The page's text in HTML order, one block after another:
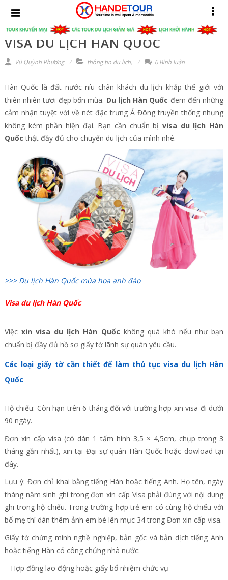
VISA DU LỊCH HÀN QUỐC
Vũ Quỳnh Phương thông tin du lịch, 0 Bình luận
Hàn Quốc là đất nước níu chân khách du lịch khắp thế giới với
thiên nhiên tươi đẹp bốn mùa. Du lịch Hàn Quốc đem đến những
cảm nhận tuyệt vời về nét đặc trưng Á Đông truyền thống nhưng
không kém phần hiện đại. Bạn cần chuẩn bịvisa du lịch Hàn
Quốc thật đầy đủ cho chuyến du lịch của mình nhé.
>>> Du lịch Hàn Quốc mùa hoa anh đào
Visa du lịch Hàn Quốc
Việcxin visa du lịch Hàn Quốc không quá khó nếu như bạn
chuẩn bị đầy đủ hồ sơ giấy tờ lãnh sự quán yêu cầu.
Các loại giấy tờ cần thiết để làm thủ tục visa du lịch Hàn
Quốc
Hộ chiếu: Còn hạn trên 6 tháng đối với trường hợp xin visa đi dưới
90 ngày.
Đơn xin cấp visa (có dán 1 tấm hình 3,5 × 4,5cm, chụp trong 3
tháng gần nhất), xin tại Đại sự quán Hàn Quốc hoặc dowload tại
đây.
Lưu ý: Đơn chỉ khai bằng tiếng Hàn hoặc tiếng Anh. Họ tên, ngày
tháng năm sinh ghi trong đơn xin cấp Visa phải đúng với nội dung
ghi trong hộ chiếu. Trong trường hợp trẻ em có cùng hộ chiếu với
bố mẹ thì dán thêm ảnh em bé lên mục 34 trong Đơn xin cấp visa.
Giấy tờ chứng minh nghề nghiệp, bản gốc và bản dịch tiếng Anh
hoặc tiếng Hàn có công chứng nhà nước:
– Hợp đồng lao động hoặc giấy bổ nhiệm chức vụ